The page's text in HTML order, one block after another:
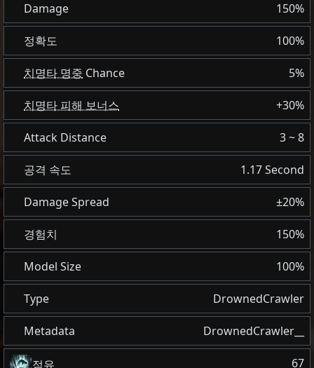
Damage 150%
정확도 100%
치명타 명중 Chance 5%
치명타 피해 보너스 +30%
Attack Distance 3 ~ 8
공격 속도 1.17 Second
Damage Spread ±20%
경험치 150%
Model Size 100%
Type DrownedCrawler
Metadata DrownedCrawler__
점유 67